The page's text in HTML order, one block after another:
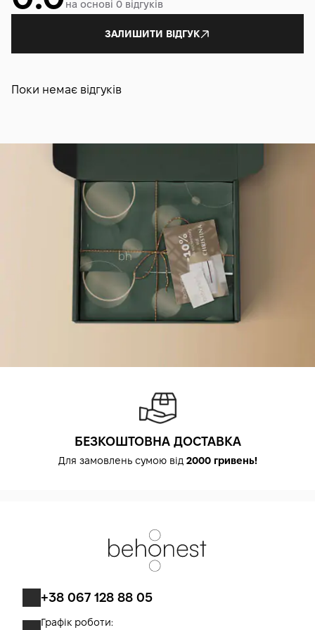
на основі 0 відгуків
ЗАЛИШИТИ ВІДГУК
Поки немає відгуків
БЕЗКОШТОВНА ДОСТАВКА
Для замовлень сумою від 2000 гривень!
+38 067 128 88 05
Графік роботи: